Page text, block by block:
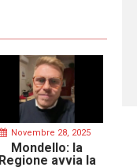
Novembre 28, 2025
Mondello: la
Regione avvia la